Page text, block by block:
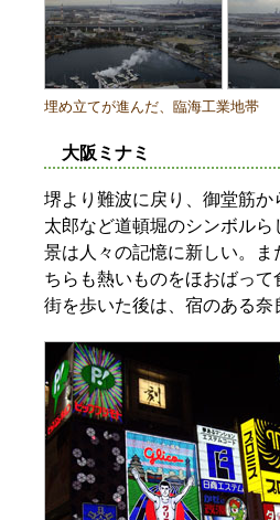
埋め立てが進んだ、臨海工業地帯
大阪ミナミ
堺より難波に戻り、御堂筋
太郎など道頓堀のシンボル
景は人々の記憶に新しい。
ちらも熱いものをほおばっ
街を歩いた後は、宿のある奈